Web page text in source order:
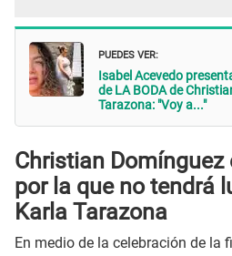
PUEDES VER:
Isabel Acevedo
de LA BODA de
Tarazona: "Voy a..."
Christian Domínguez
por la que no tendrá
Karla Tarazona
En medio de la celebración de la